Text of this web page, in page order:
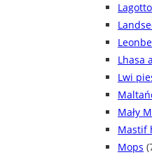
Lhasa
Lwi
Mały
Mastif
Mops